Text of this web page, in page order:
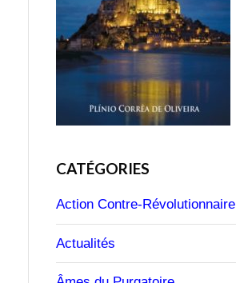
CATÉGORIES
Action Contre-Révolutionnaire
Actualités